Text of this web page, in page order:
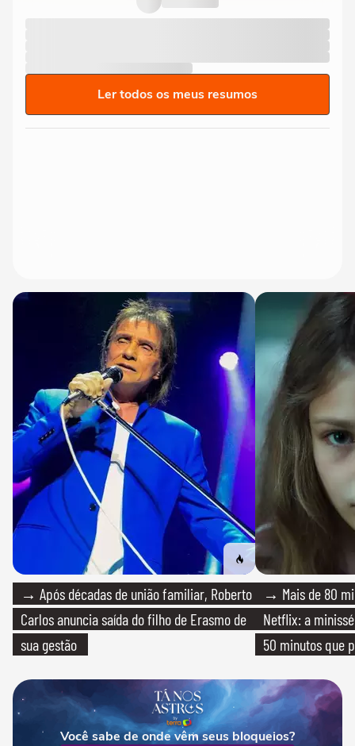
Ler todos os meus resumos
→ Após décadas de união familiar, Roberto
Carlos anuncia saída do filho de Erasmo de
sua gestão
→ Mais de 80
Netflix: a
50 minutos que
Você sabe de onde vêm seus bloqueios?